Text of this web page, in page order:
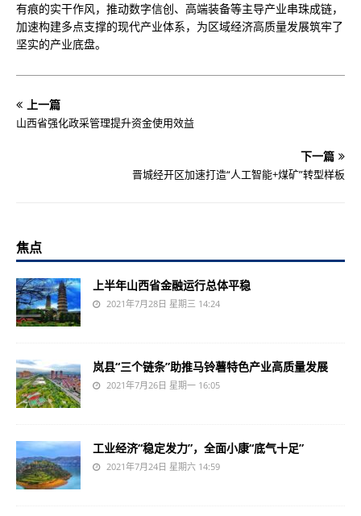
有痕的实干作风，推动数字信创、高端装备等主导产业串珠成链，
加速构建多点支撑的现代产业体系，为区域经济高质量发展筑牢了
坚实的产业底盘。
上一篇
山西省强化政采管理提升资金使用效益
下一篇
晋城经开区加速打造“人工智能+煤矿”转型样板
焦点
上半年山西省金融运行总体平稳
2021年7月28日 星期三 14:24
岚县“三个链条”助推马铃薯特色产业高质量发展
2021年7月26日 星期一 16:05
工业经济“稳定发力”，全面小康“底气十足”
2021年7月24日 星期六 14:59